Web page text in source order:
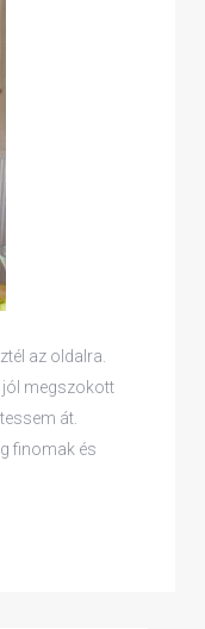
az oldalra.
jól megszokott
át.
finomak és